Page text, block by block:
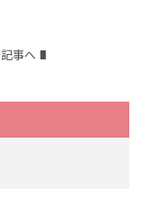
事へ